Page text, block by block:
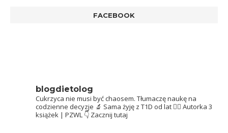
FACEBOOK
blogdietolog
Cukrzyca nie musi być chaosem. Tłumaczę naukę na
codzienne decyzje 🔬 Sama żyję z T1D od lat 👩‍⚕️ Autorka 3
książek | PZWL 👇 Zacznij tutaj